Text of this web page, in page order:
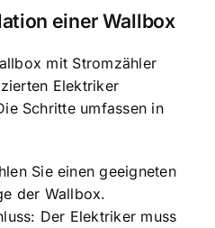
einer Wallbox
mit Stromzähler
Elektriker
Schritte umfassen in
Sie einen geeigneten
der Wallbox.
Der Elektriker muss